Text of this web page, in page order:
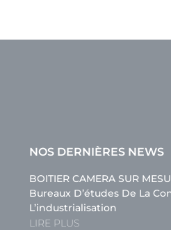
NOS DERNIÈRES NEWS
BOITIER CAMERA SUR
Bureaux D’études De La
L’industrialisation
LIRE PLUS